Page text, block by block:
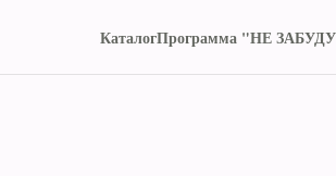
КаталогПрограмма "НЕ